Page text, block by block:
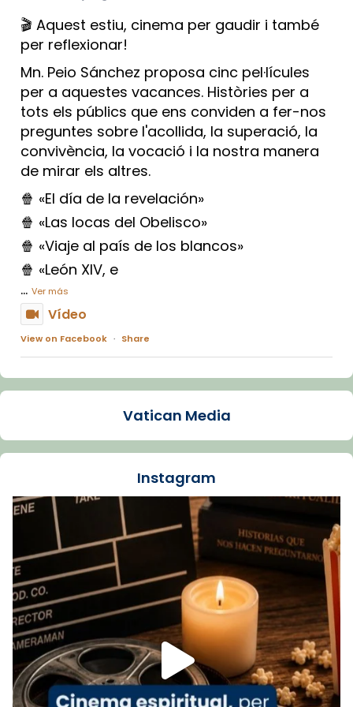
🎬 Aquest estiu, cinema per gaudir i també
per reflexionar!
Mn. Peio Sánchez proposa cinc pel·lícules
per a aquestes vacances. Històries per a
tots els públics que ens conviden a fer-nos
preguntes sobre l'acollida, la superació, la
convivència, la vocació i la nostra manera
de mirar els altres.
🍿 «El día de la revelación»
🍿 «Las locas del Obelisco»
🍿 «Viaje al país de los blancos»
🍿 «León XIV, e
... Ver más
Vídeo
View on Facebook · Share
Arquebisbat de Barcelona
La Carmina va patir depressió. Fa gairebé
dos mesos, a l'Estadi Lluís Companys, la
Recupera l'entrevista comp
Vatican
tican News 👇
www.vaticannews.va/es/iglesia/news/2026-
07/carmina-historia-depresion-papa-viaje-
espana-testimoni...
Foto
View on Facebook · Share
Arquebisbat de Barcelona
Vatican Media
Instagram